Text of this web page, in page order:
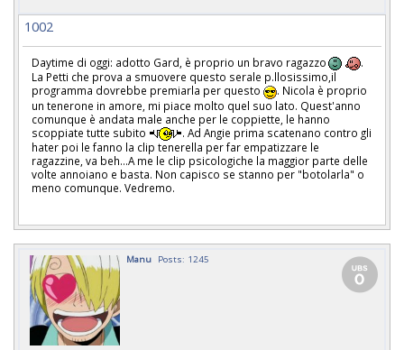
1002
Daytime di oggi: adotto Gard, è proprio un bravo ragazzo
.
La Petti che prova a smuovere questo serale p.llosissimo,il
programma dovrebbe premiarla per questo
. Nicola è proprio
un tenerone in amore, mi piace molto quel suo lato. Quest'anno
comunque è andata male anche per le coppiette, le hanno
scoppiate tutte subito
. Ad Angie prima scatenano contro gli
hater poi le fanno la clip tenerella per far empatizzare le
ragazzine, va beh...A me le clip psicologiche la maggior parte delle
volte annoiano e basta. Non capisco se stanno per "botolarla" o
meno comunque. Vedremo.
Manu Posts: 1245